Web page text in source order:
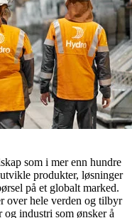
som i mer enn hundre
produkter, løsninger
på et globalt marked.
over hele verden og tilbyr
industri som ønsker å